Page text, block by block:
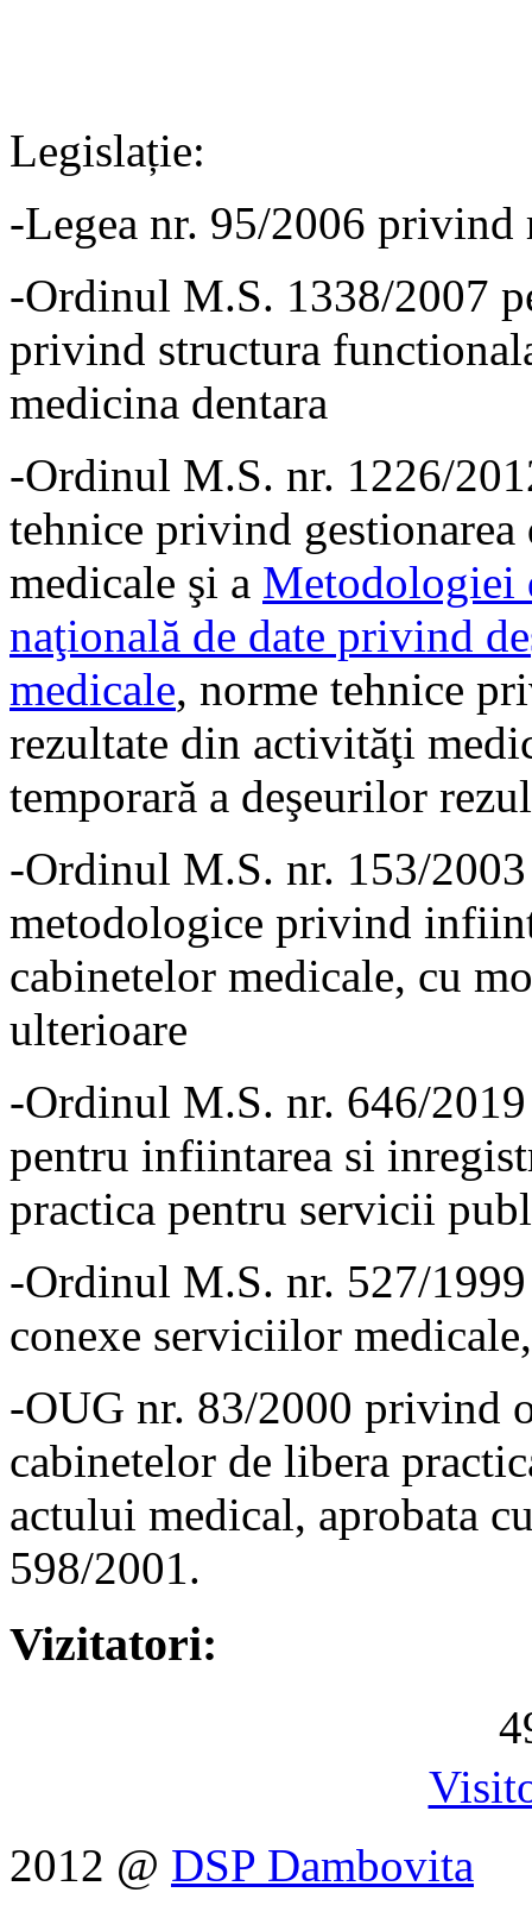
Legislație:
-Legea nr. 95/2006
-Ordinul M.S. 1338/2007
privind structura
medicina dentara
-Ordinul M.S. nr. 1226/
tehnice privind
medicale şi a Metodologiei
naţională de date privind
medicale, norme tehnice
rezultate din activităţi
temporară a deşeurilor
-Ordinul M.S. nr. 153/
metodologice privind
cabinetelor medicale, cu
ulterioare
-Ordinul M.S. nr. 646/
pentru infiintarea si
practica pentru servicii
-Ordinul M.S. nr. 527/
conexe serviciilor
-OUG nr. 83/2000 privind
cabinetelor de libera
actului medical, aprobata
598/2001.
Vizitatori:
4
2012 @ DSP Dambovita